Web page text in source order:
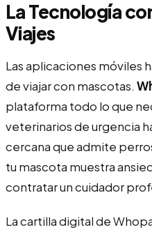
La Tecnología
Viajes
Las aplicaciones móviles
de viajar con mascotas.
plataforma todo lo que
veterinarios de urgencia
cercana que admite
tu mascota muestra
contratar un cuidador
La cartilla digital de